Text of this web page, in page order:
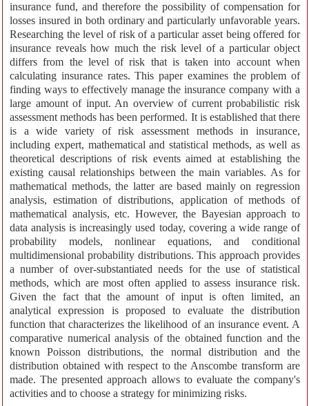
insurance fund, and therefore the possibility of compensation for
losses insured in both ordinary and particularly unfavorable years.
Researching the level of risk of a particular asset being offered for
insurance reveals how much the risk level of a particular object
differs from the level of risk that is taken into account when
calculating insurance rates. This paper examines the problem of
finding ways to effectively manage the insurance company with a
large amount of input. An overview of current probabilistic risk
assessment methods has been performed. It is established that there
is a wide variety of risk assessment methods in insurance,
including expert, mathematical and statistical methods, as well as
theoretical descriptions of risk events aimed at establishing the
existing causal relationships between the main variables. As for
mathematical methods, the latter are based mainly on regression
analysis, estimation of distributions, application of methods of
mathematical analysis, etc. However, the Bayesian approach to
data analysis is increasingly used today, covering a wide range of
probability models, nonlinear equations, and conditional
multidimensional probability distributions. This approach provides
a number of over-substantiated needs for the use of statistical
methods, which are most often applied to assess insurance risk.
Given the fact that the amount of input is often limited, an
analytical expression is proposed to evaluate the distribution
function that characterizes the likelihood of an insurance event. A
comparative numerical analysis of the obtained function and the
known Poisson distributions, the normal distribution and the
distribution obtained with respect to the Anscombe transform are
made. The presented approach allows to evaluate the company's
activities and to choose a strategy for minimizing risks.